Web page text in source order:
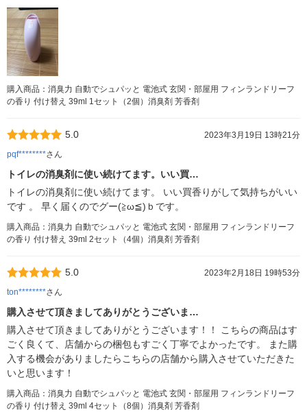
購入商品：消臭力 自動でシュパッと 電池式 玄関・部屋用 フィンランドリーフ
の香り 付け替え 39ml 1セット（2個）消臭剤 芳香剤
5.0
2023年3月19日 13時21分
pqf********さん
トイレの消臭剤に使い続けてます。いい買…
トイレの消臭剤に使い続けてます。 いい買香りがして気持ちがいい
です 。 早く届くのでグー(≧ω≦)ｂです。
購入商品：消臭力 自動でシュパッと 電池式 玄関・部屋用 フィンランドリーフ
の香り 付け替え 39ml 2セット（4個）消臭剤 芳香剤
5.0
2023年2月18日 19時53分
ton********さん
購入させて頂きましてありがとうございま…
購入させて頂きましてありがとうございます！！ こちらの商品はす
ごく良くて、店舗からの梱包もすごく丁寧でよかったです。 また購
入する機会がありましたらこちらの店舗から購入させていただきた
いと思います！
購入商品：消臭力 自動でシュパッと 電池式 玄関・部屋用 フィンランドリーフ
の香り 付け替え 39ml 4セット（8個）消臭剤 芳香剤